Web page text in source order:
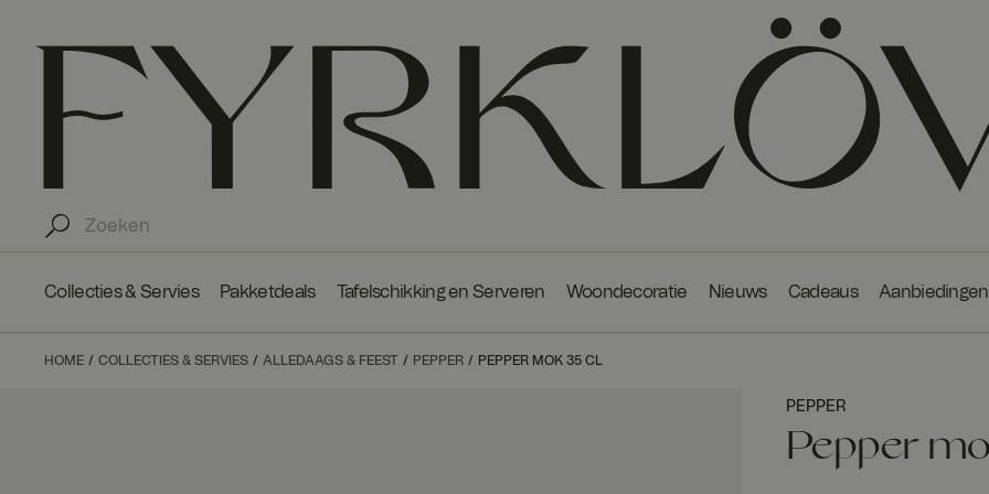
Collecties & Servies Pakketdeals Tafelschikking en Serveren Woondecoratie Nieuws Cadeaus Aanbiedingen
HOME COLLECTIES & SERVIES ALLEDAAGS & FEEST PEPPER PEPPER MOK 35 CL
PEPPER
Pepper